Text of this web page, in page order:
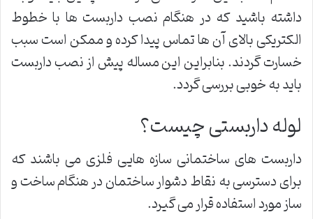
داشته باشید که در هنگام نصب داربست ها با خطوط
الکتریکی بالای آن ها تماس پیدا کرده و ممکن است سبب
خسارت گردند. بنابراین این مساله پیش از نصب داربست
باید به خوبی بررسی گردد.
لوله داربستی چیست؟
داربست های ساختمانی سازه هایی فلزی می باشند که
برای دسترسی به نقاط دشوار ساختمان در هنگام ساخت و
ساز مورد استفاده قرار می گیرد.